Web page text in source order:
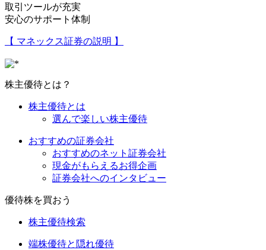
取引ツールが充実
安心のサポート体制
【 マネックス証券の説明 】
株主優待とは？
株主優待とは
選んで楽しい株主優待
おすすめの証券会社
おすすめのネット証券会社
現金がもらえるお得企画
証券会社へのインタビュー
優待株を買おう
株主優待検索
端株優待と隠れ優待